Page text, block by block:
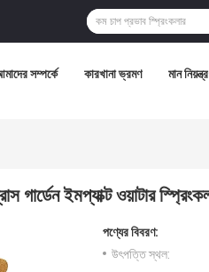
সম্পর্কে কারখানা ভ্রমণ মান
গার্ডেন ইমপ্যাক্ট ওয়াটার
পণ্যের বিবরণ:
উৎপত্তি স্থল: